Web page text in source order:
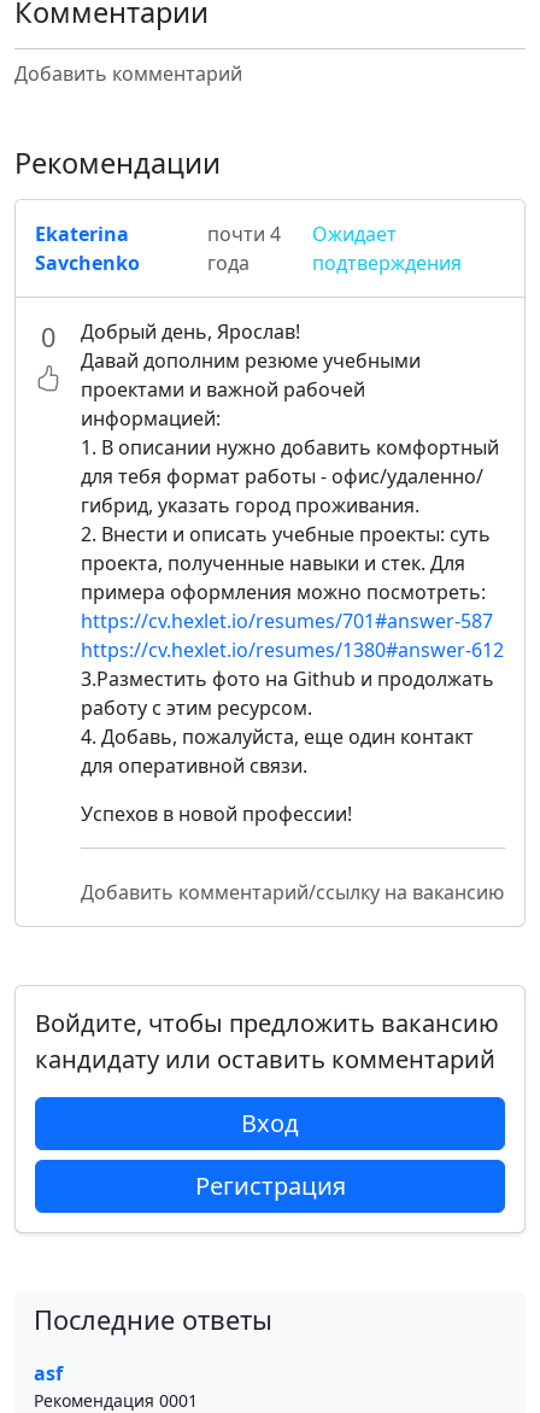
Комментарии
Добавить комментарий
Рекомендации
Ekaterina
Savchenko
почти 4
года
Ожидает
подтверждения
0
Добрый день, Ярослав!
Давай дополним резюме учебными
проектами и важной рабочей
информацией:
1. В описании нужно добавить комфортный
для тебя формат работы - офис/удаленно/
гибрид, указать город проживания.
2. Внести и описать учебные проекты: суть
проекта, полученные навыки и стек. Для
примера оформления можно посмотреть:
https://cv.hexlet.io/resumes/701#answer-587
https://cv.hexlet.io/resumes/1380#answer-612
3.Разместить фото на Github и продолжать
работу с этим ресурсом.
4. Добавь, пожалуйста, еще один контакт
для оперативной связи.
Успехов в новой профессии!
Добавить комментарий/ссылку на вакансию
Войдите, чтобы предложить вакансию
кандидату или оставить комментарий
Вход
Регистрация
Последние ответы
asf
Рекомендация 0001